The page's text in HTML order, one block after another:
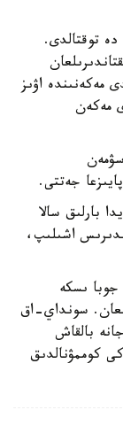
توقتالدى.
ورتالىقتاندىرىلعان
4 اۋىل قوسىلدى، 25 ەلدى مەكەنىندە اۋىز
بيىل تاعى 4 ەلدى مەكەن
سۋمەن
كەتەيىك، جەتىسۋ وبلىسىندا بيىلعى 10 ايدا بارلىق سالا
وڭىردە 27 جاڭا ءوندىرىس اشىلىپ،
«قورعاس» ارنايى ەكونوميكالىق ايماعىندا 32 جوبا ىسكە
اشىلعان. سونداي-اق
بالقاش
كوممۋنالدىق